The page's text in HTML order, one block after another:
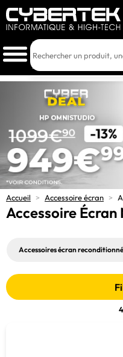
Accueil > Accessoire écran >
Accessoire Écran
Accessoires écran